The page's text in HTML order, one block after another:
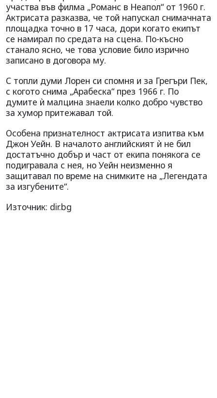
участва във филма „Романс в Неапол“ от 1960 г.
Актрисата разказва, че той напускал снимачната
площадка точно в 17 часа, дори когато екипът
се намирал по средата на сцена. По-късно
станало ясно, че това условие било изрично
записано в договора му.
С топли думи Лорен си спомня и за Грегъри Пек,
с когото снима „Арабеска“ през 1966 г. По
думите ѝ малцина знаели колко добро чувство
за хумор притежавал той.
Особена признателност актрисата изпитва към
Джон Уейн. В началото английският ѝ не бил
достатъчно добър и част от екипа понякога се
подигравала с нея, но Уейн неизменно я
защитавал по време на снимките на „Легендата
за изгубените“.
Източник: dir.bg